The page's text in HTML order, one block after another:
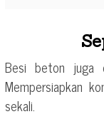
Besi beton juga
Mempersiapkan
sekali.